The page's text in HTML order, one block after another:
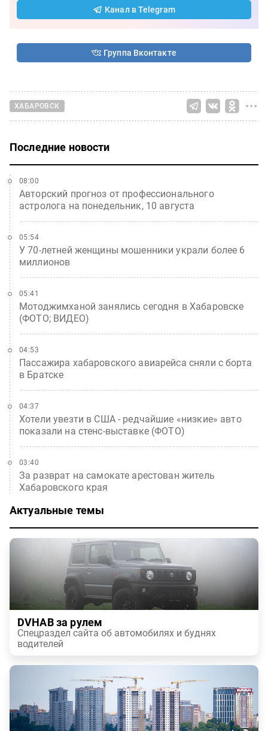
Канал в Telegram
Группа Вконтакте
ХАБАРОВСК
Последние новости
Авторский прогноз от профессионального
астролога на понедельник, 10 августа
08:00
У 70-летней женщины мошенники украли более 6
миллионов
05:54
Мотоджимханой занялись сегодня в Хабаровске
(ФОТО; ВИДЕО)
05:41
Пассажира хабаровского авиарейса сняли с борта
в Братске
04:53
Хотели увезти в США - редчайшие «низкие» авто
показали на стенс-выставке (ФОТО)
04:37
За разврат на самокате арестован житель
Хабаровского края
03:40
Актуальные темы
DVHAB за рулем
Спецраздел сайта об автомобилях и буднях
водителей